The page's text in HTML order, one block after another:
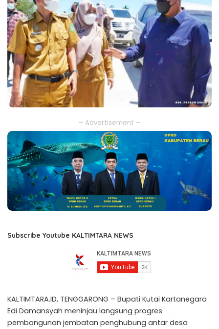
– Advertisement –
Subscribe Youtube KALTIMTARA NEWS
KALTIMTARA.ID, TENGGARONG – Bupati Kutai Kartanegara
Edi Damansyah meninjau langsung progres
pembangunan jembatan penghubung antar desa